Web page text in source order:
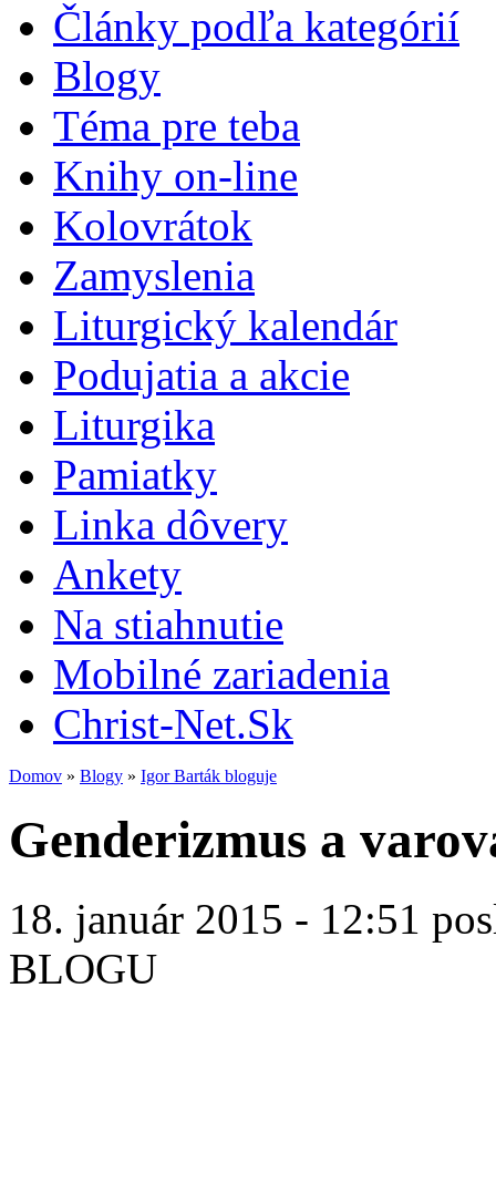
Články podľa kategórií
Blogy
Téma pre teba
Knihy on-line
Kolovrátok
Zamyslenia
Liturgický kalendár
Podujatia a akcie
Liturgika
Pamiatky
Linka dôvery
Ankety
Na stiahnutie
Mobilné zariadenia
Christ-Net.Sk
Domov » Blogy » Igor Barták bloguje
Genderizmus a
18. január 2015 - 12:51
BLOGU